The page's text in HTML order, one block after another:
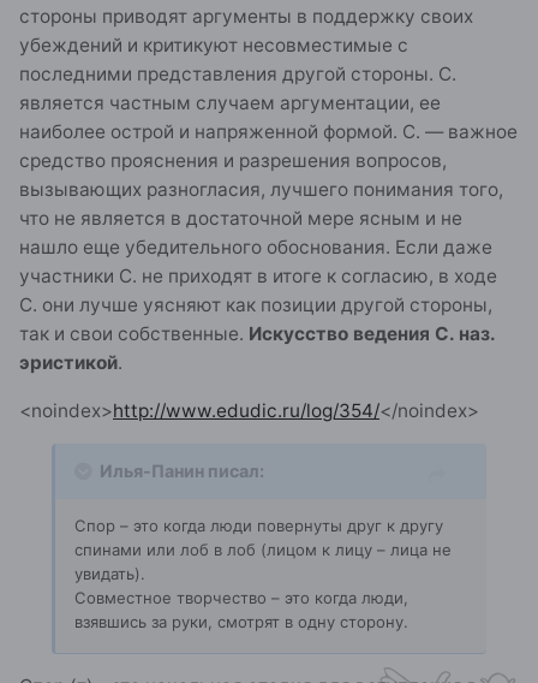
стороны приводят аргументы в поддержку своих
убеждений и кри­тикуют несовместимые с
последними представления другой сто­роны. С.
является частным случаем аргументации, ее
наиболее ос­трой и напряженной формой. С. — важное
средство прояснения и разрешения вопросов,
вызывающих разногласия, лучшего пони­мания того,
что не является в достаточной мере ясным и не
нашло еще убедительного обоснования. Если даже
участники С. не прихо­дят в итоге к согласию, в ходе
С. они лучше уясняют как позиции другой стороны,
так и свои собственные. Искусство ведения С. наз.
эристикой.
<noindex>http://www.edudic.ru/log/354/</noindex>
Илья-Панин писал:
Спор – это когда люди повернуты друг к другу
спинами или лоб в лоб (лицом к лицу – лица не
увидать).
Совместное творчество – это когда люди,
взявшись за руки, смотрят в одну сторону.